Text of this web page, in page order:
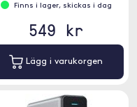
Finns i lager, skickas i dag
549 kr
Lägg i varukorgen